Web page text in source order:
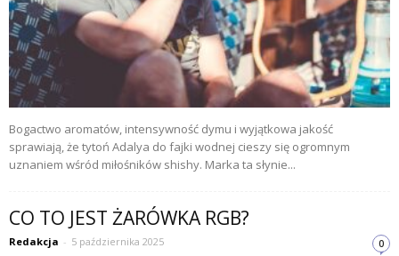
Bogactwo aromatów, intensywność dymu i wyjątkowa jakość
sprawiają, że tytoń Adalya do fajki wodnej cieszy się ogromnym
uznaniem wśród miłośników shishy. Marka ta słynie...
CO TO JEST ŻARÓWKA RGB?
Redakcja - 5 października 2025 0